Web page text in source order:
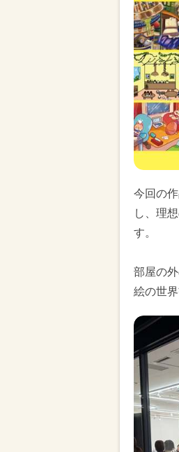
今回の
し、理
す。
部屋の
絵の世